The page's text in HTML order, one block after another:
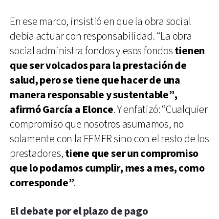
En ese marco, insistió en que la obra social
debía actuar con responsabilidad. “La obra
social administra fondos y esos fondostienen
que ser volcados para la prestación de
salud, pero se tiene que hacer de una
manera responsable y sustentable”,
afirmó García a Elonce. Y enfatizó: “Cualquier
compromiso que nosotros asumamos, no
solamente con la FEMER sino con el resto de los
prestadores,tiene que ser un compromiso
que lo podamos cumplir, mes a mes, como
corresponde”.
El debate por el plazo de pago